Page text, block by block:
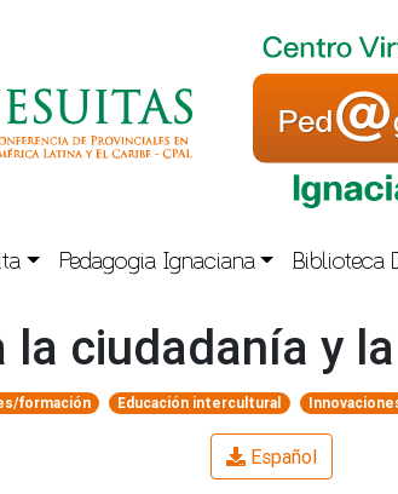
Pedagogia Ignaciana Biblioteca
ciudadanía y
formación Educación intercultural
Español